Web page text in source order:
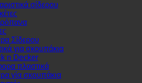
σίδερου
Σίδερου
για σκουπάκια
n Decker
πλαστικά
γία σκουπάκια